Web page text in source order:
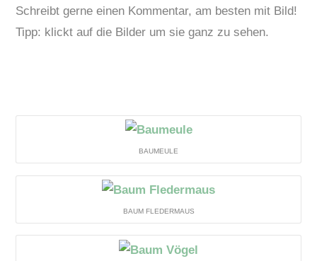
Schreibt gerne einen Kommentar, am besten mit Bild!
Tipp: klickt auf die Bilder um sie ganz zu sehen.
BAUMEULE
BAUM FLEDERMAUS